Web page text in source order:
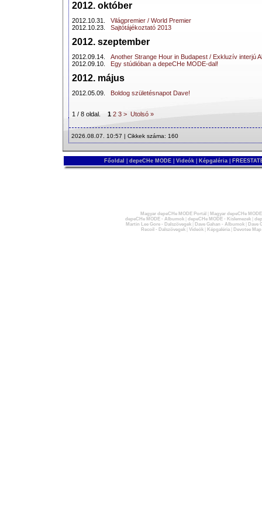
2012. október
2012.10.31.
Világpremier / World Premier
2012.10.23.
Sajtótájékoztató 2013
2012. szeptember
2012.09.14.
Another Strange Hour in Budapest / Exkluzív interjú
2012.09.10.
Egy stúdióban a depeCHe MODE-dal!
2012. május
2012.05.09. Boldog születésnapot Dave!
1 / 8 oldal. 1 2 3 > Utolsó »
2026.08.07. 10:57 | Cikkek száma: 160
Főoldal depeCHe MODE Videók Képgaléria
Magyar depeCHe MODE Portál
Magyar depeCHe
depeCHe MODE - Albumok| depeCHe MODE - Kislemezek|
Martin Lee Gore - Dalszövegek| Dave Gahan - Albumok|
Dave
Recoil - Dalszövegek| Videók| Képgaléria| Devotee Map